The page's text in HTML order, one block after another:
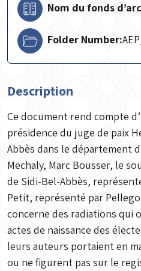
Nom du fonds
Folder Number:
Description
Ce document rend compte
présidence du juge de paix
Abbès dans le département
Mechaly, Marc Bousser, le
de Sidi-Bel-Abbès,
Petit, représenté par
concerne des radiations qui
actes de naissance des
leurs auteurs portaient en
ou ne figurent pas sur le